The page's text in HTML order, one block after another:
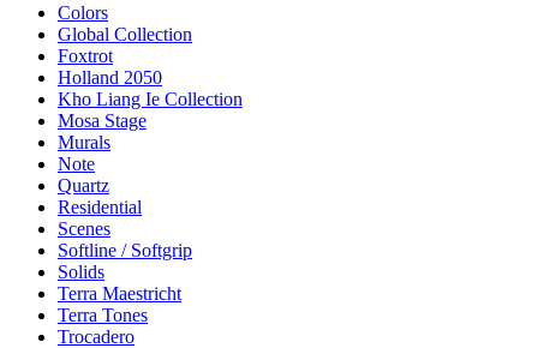
Colors
Global Collection
Foxtrot
Holland 2050
Kho Liang Ie Collection
Mosa Stage
Murals
Note
Quartz
Residential
Scenes
Softline / Softgrip
Solids
Terra Maestricht
Terra Tones
Trocadero